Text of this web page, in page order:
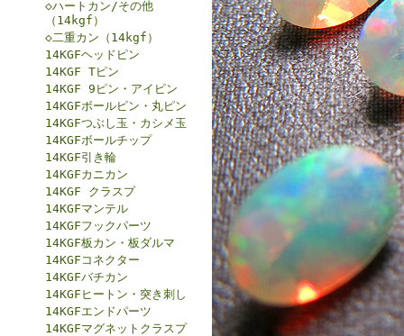
◇ハートカン/その他
（14kgf）
◇二重カン（14kgf）
14KGFヘッドピン
14KGF Tピン
14KGF 9ピン・アイピン
14KGFボールピン・丸ピン
14KGFつぶし玉・カシメ玉
14KGFボールチップ
14KGF引き輪
14KGFカニカン
14KGF クラスプ
14KGFマンテル
14KGFフックパーツ
14KGF板カン・板ダルマ
14KGFコネクター
14KGFバチカン
14KGFヒートン・突き刺し
14KGFエンドパーツ
14KGFマグネットクラスプ